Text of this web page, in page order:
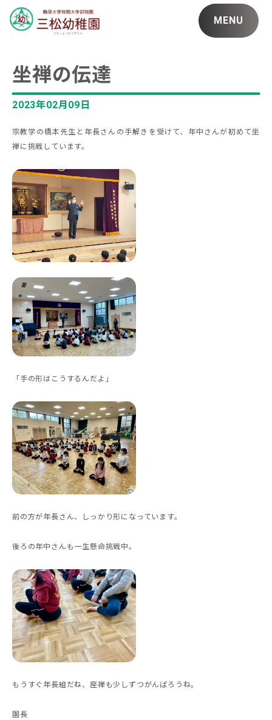
MENU
坐禅の伝達
2023年02月09日
宗教学の橋本先生と年長さんの手解きを受けて、年中さんが初めて坐
禅に挑戦しています。
「手の形はこうするんだよ」
前の方が年長さん、しっかり形になっています。
後ろの年中さんも一生懸命挑戦中。
もうすぐ年長組だね、座禅も少しずつがんばろうね。
園長